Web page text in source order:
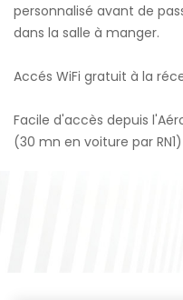
personnalisé avant de
dans la salle à manger.
Accés WiFi gratuit à la
Facile d'accès depuis
(30 mn en voiture par RN1)